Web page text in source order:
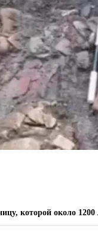
которой около